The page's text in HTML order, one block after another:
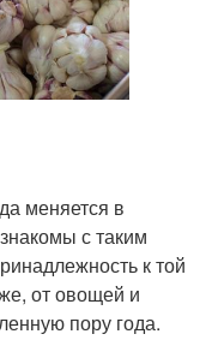
меняется в
с таким
к той
от овощей и
пору года.